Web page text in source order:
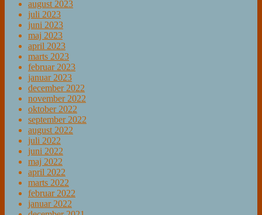
august 2023
juli 2023
juni 2023
maj 2023
april 2023
marts 2023
februar 2023
januar 2023
december 2022
november 2022
oktober 2022
september 2022
august 2022
juli 2022
juni 2022
maj 2022
april 2022
marts 2022
februar 2022
januar 2022